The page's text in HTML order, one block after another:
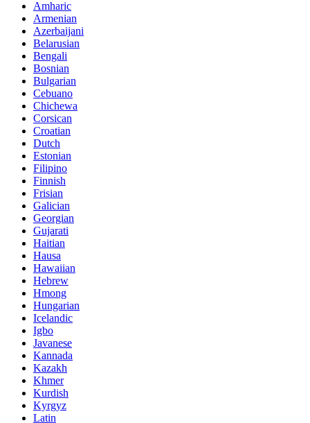
Amharic
Armenian
Azerbaijani
Belarusian
Bengali
Bosnian
Bulgarian
Cebuano
Chichewa
Corsican
Croatian
Dutch
Estonian
Filipino
Finnish
Frisian
Galician
Georgian
Gujarati
Haitian
Hausa
Hawaiian
Hebrew
Hmong
Hungarian
Icelandic
Igbo
Javanese
Kannada
Kazakh
Khmer
Kurdish
Kyrgyz
Latin